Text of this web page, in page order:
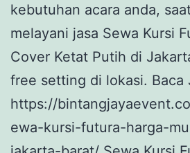
kebutuhan acara anda,
melayani jasa Sewa Kursi
Cover Ketat Putih di
free setting di lokasi. Baca
https://
ewa-kursi-futura-harga-